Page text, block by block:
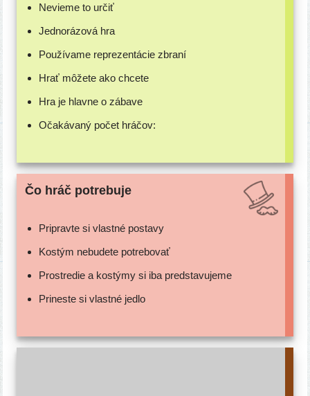
Nevieme to určiť
Jednorázová hra
Používame repre­zen­tá­cie zbraní
Hrať môže­te ako chcete
Hra je hlav­ne o zábave
Očakávaný počet hráčov:
Čo hráč potrebuje
Pripravte si vlast­né postavy
Kostým nebu­de­te potrebovať
Prostredie a kos­tý­my si iba predstavujeme
Prineste si vlast­né jedlo